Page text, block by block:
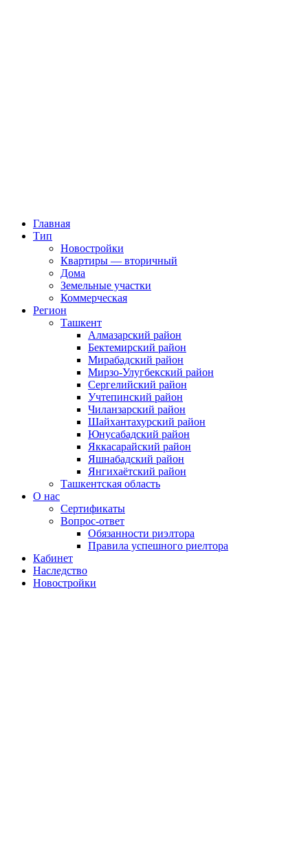
Главная
Тип
Новостройки
Квартиры — вторичный
Дома
Земельные участки
Коммерческая
Регион
Ташкент
Алмазарский район
Бектемирский район
Мирабадский район
Мирзо-Улугбекский район
Сергелийский район
Учтепинский район
Чиланзарский район
Шайхантахурский район
Юнусабадский район
Яккасарайский район
Яшнабадский район
Янгихаётский район
Ташкентская область
О нас
Сертификаты
Вопрос-ответ
Обязанности риэлтора
Правила успешного риелтора
Кабинет
Наследство
Новостройки